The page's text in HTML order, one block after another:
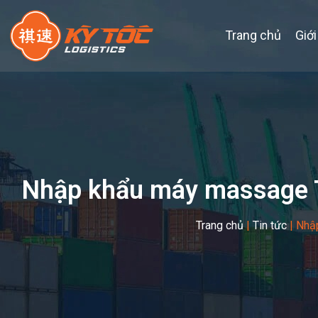
Trang chủ
Nhập khẩu máy
Trang chủ|Tin tức|